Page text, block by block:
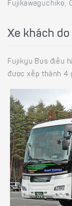
Fujikawaguchiko,
Xe khách
Fujikyu Bus điều
được xếp thành 4